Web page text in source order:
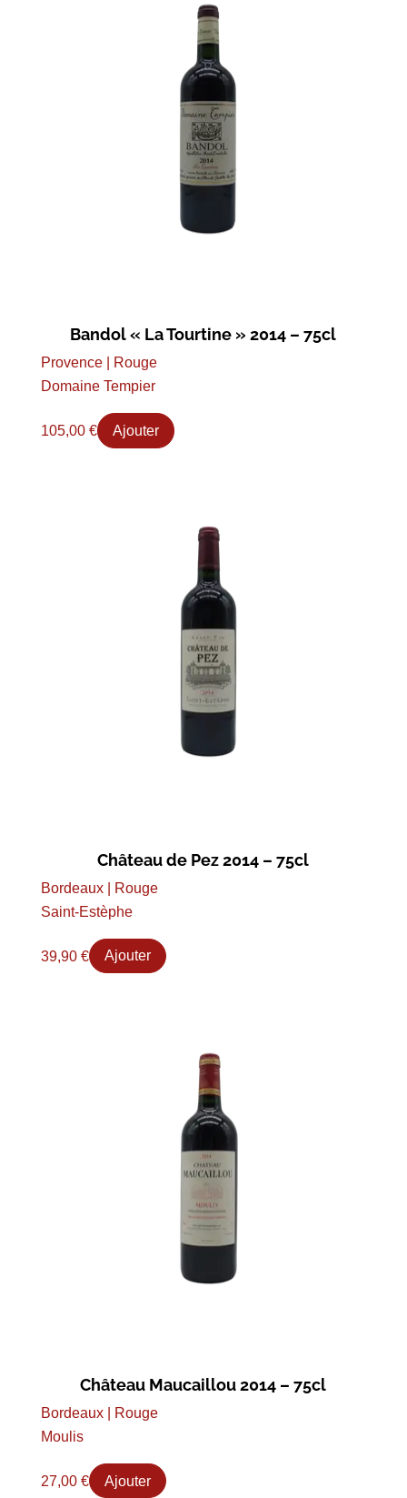
Bandol « La Tourtine » 2014 – 75cl
Provence | Rouge
Domaine Tempier
105,00 € Ajouter
Château de Pez 2014 – 75cl
Bordeaux | Rouge
Saint-Estèphe
39,90 € Ajouter
Château Maucaillou 2014 – 75cl
Bordeaux | Rouge
Moulis
27,00 € Ajouter